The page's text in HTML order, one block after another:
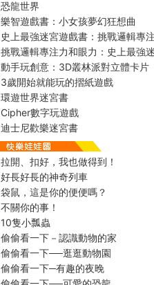
恐龍世界
樂智遊戲書：小女孩夢幻狂想曲
史上最強迷宮遊戲書：挑戰邏輯專
挑戰邏輯專注力和眼力：史上最強
動手玩創意：3D叢林派對立體卡片
3歲開始就能玩的摺紙遊戲
環遊世界迷宮書
Cipher數字玩遊戲
迪士尼歡樂迷宮書
拉開、扣好，我也做得到！
好長好長的神奇列車
袋鼠，這是你的便便嗎？
不關你的事！
10隻小瓢蟲
偷偷看一下－認識動物的家
偷偷看一下──逛逛動物園
偷偷看一下─有趣的夜晚